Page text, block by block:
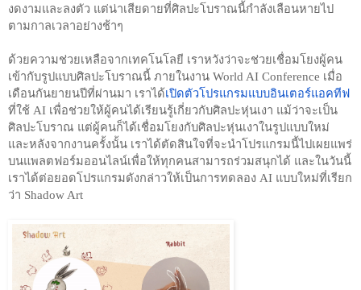
งดงามและลงตัว แต่น่าเสียดายที่ศิลปะโบราณนี้กำลังเลือนหายไป
ตามกาลเวลาอย่างช้าๆ
ด้วยความช่วยเหลือจากเทคโนโลยี เราหวังว่าจะช่วยเชื่อมโยงผู้คน
เข้ากับรูปแบบศิลปะโบราณนี้ ภายในงาน World AI Conference เมื่อ
เดือนกันยายนปีที่ผ่านมา เราได้เปิดตัวโปรแกรมแบบอินเตอร์แอคทีฟ
ที่ใช้ AI เพื่อช่วยให้ผู้คนได้เรียนรู้เกี่ยวกับศิลปะหุ่นเงา แม้ว่าจะเป็น
ศิลปะโบราณ แต่ผู้คนก็ได้เชื่อมโยงกับศิลปะหุ่นเงาในรูปแบบใหม่
และหลังจากงานครั้งนั้น เราได้ตัดสินใจที่จะนำโปรแกรมนี้ไปเผยแพร่
บนแพลตฟอร์มออนไลน์เพื่อให้ทุกคนสามารถร่วมสนุกได้ และในวันนี้
เราได้ต่อยอดโปรแกรมดังกล่าวให้เป็นการทดลอง AI แบบใหม่ที่เรียก
ว่า Shadow Art